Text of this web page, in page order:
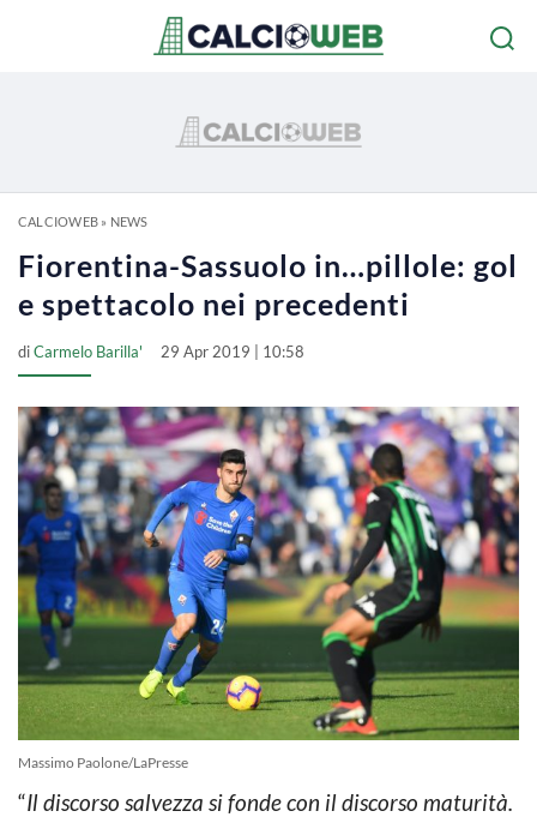
CALCIOWEB» NEWS
Fiorentina-Sassuolo in…pillole: gol
e spettacolo nei precedenti
diCarmelo Barilla' 29 Apr 2019 | 10:58
Massimo Paolone/LaPresse
“Il discorso salvezza si fonde con il discorso maturità.